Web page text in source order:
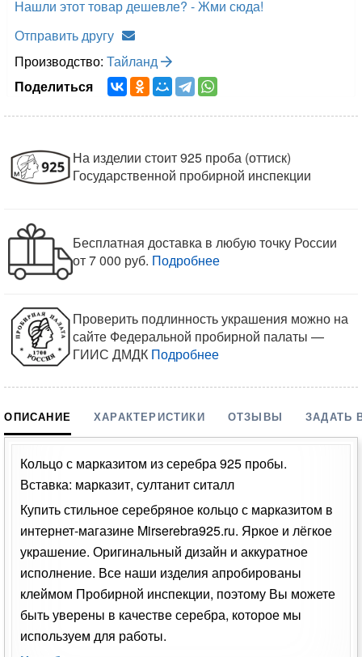
Нашли этот товар дешевле? - Жми сюда!
Отправить другу
Производство:Тайланд
Поделиться
На изделии стоит 925 проба (оттиск)
Государственной пробирной инспекции
Бесплатная доставка в любую точку России
от 7 000 руб. Подробнее
Проверить подлинность украшения можно на
сайте Федеральной пробирной палаты —
ГИИС ДМДК Подробнее
ОПИСАНИЕ ХАРАКТЕРИСТИКИ ОТЗЫВЫ ЗАДАТЬ
Кольцо с марказитом из серебра 925 пробы.
Вставка: марказит, султанит ситалл
Купить стильное серебряное кольцо с марказитом в
интернет-магазине Mirserebra925.ru. Яркое и лёгкое
украшение. Оригинальный дизайн и аккуратное
исполнение. Все наши изделия апробированы
клеймом Пробирной инспекции, поэтому Вы можете
быть уверены в качестве серебра, которое мы
используем для работы.